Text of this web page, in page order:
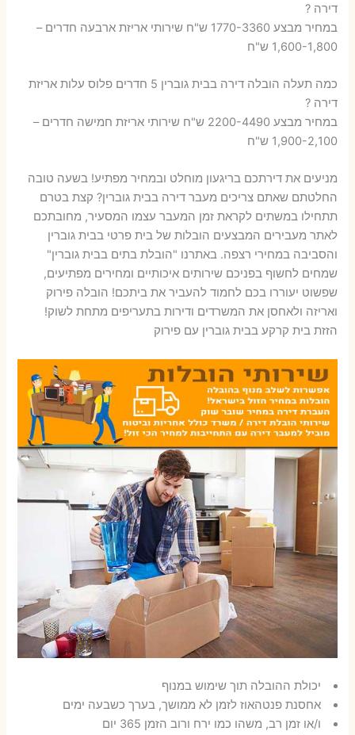
דירה ?
במחיר מבצע 1770-3360 ש"ח שירותי אריזת ארבעה חדרים –
1,600-1,800 ש"ח
כמה תעלה הובלה דירה בבית גוברין 5 חדרים פלוס עלות אריזת
דירה ?
במחיר מבצע 2200-4490 ש"ח שירותי אריזת חמישה חדרים –
1,900-2,100 ש"ח
מניעים את דירתכם בריגעון מוחלט ובמחיר מפתיע! בשעה טובה
החלטתם שאתם צריכים מעבר דירה בבית גוברין? קצת בטרם
תתחילו במשתים לקראת זמן המעבר עצמו המסעיר, מחובתכם
לאתר מעבירים המבצעים הובלות של בית פרטי בבית גוברין
והסביבה במחירי רצפה. באתרנו "הובלת בתים בבית גוברין"
שמחים לחשוף בפניכם שירותים איכותיים ומחירים מפתיעים,
שפשוט יעוררו בכם לחמוד להעביר את ביתכם! הובלה פירוק
ואריזה ולאחסן את המשרדים ודירות בתעריפים מתחת לשוק!
הזזת בית קרקע בבית גוברין עם פירוק
יכולת ההובלה תוך שימוש במנוף
אחסנת פנטהאוז לזמן לא ממושך, בערך כשבעה ימים
ו/או זמן רב, משהו כמו ירח ורוב הזמן 365 יום